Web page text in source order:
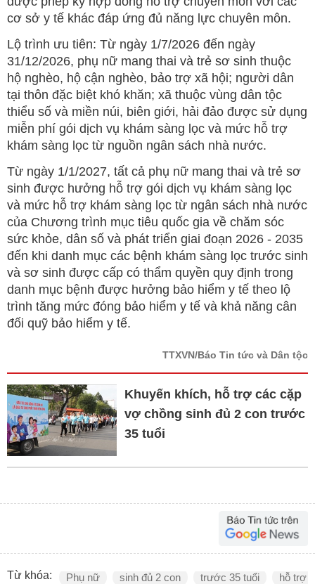
cơ sở y tế khác đáp ứng đủ năng lực chuyên môn.
Lộ trình ưu tiên: Từ ngày 1/7/2026 đến ngày
31/12/2026, phụ nữ mang thai và trẻ sơ sinh thuộc
hộ nghèo, hộ cận nghèo, bảo trợ xã hội; người dân
tại thôn đặc biệt khó khăn; xã thuộc vùng dân tộc
thiểu số và miền núi, biên giới, hải đảo được sử dụng
miễn phí gói dịch vụ khám sàng lọc và mức hỗ trợ
khám sàng lọc từ nguồn ngân sách nhà nước.
Từ ngày 1/1/2027, tất cả phụ nữ mang thai và trẻ sơ
sinh được hưởng hỗ trợ gói dịch vụ khám sàng lọc
và mức hỗ trợ khám sàng lọc từ ngân sách nhà nước
của Chương trình mục tiêu quốc gia về chăm sóc
sức khỏe, dân số và phát triển giai đoạn 2026 - 2035
đến khi danh mục các bệnh khám sàng lọc trước sinh
và sơ sinh được cấp có thẩm quyền quy định trong
danh mục bệnh được hưởng bảo hiểm y tế theo lộ
trình tăng mức đóng bảo hiểm y tế và khả năng cân
đối quỹ bảo hiểm y tế.
TTXVN/Báo Tin tức và Dân tộc
Khuyến khích, hỗ trợ các cặp
vợ chồng sinh đủ 2 con trước
35 tuổi
Từ khóa: Phụ nữ sinh đủ 2 con trước 35 tuổi hỗ trợ